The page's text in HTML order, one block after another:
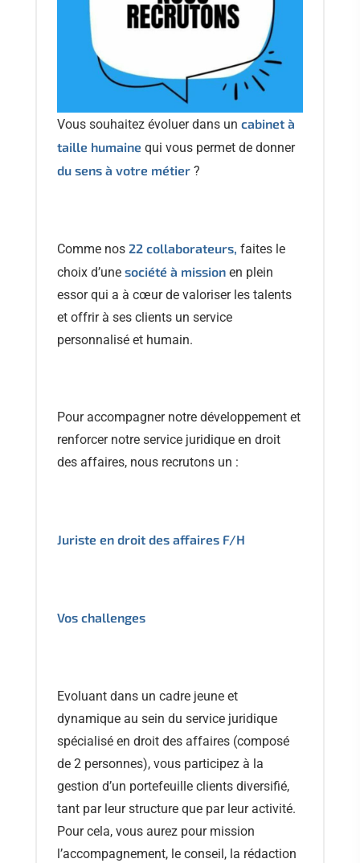
Vous souhaitez évoluer dans un cabinet à
taille humaine qui vous permet de donner
du sens à votre métier ?
Comme nos 22 collaborateurs, faites le
choix d’une société à mission en plein
essor qui a à cœur de valoriser les talents
et offrir à ses clients un service
personnalisé et humain.
Pour accompagner notre développement et
renforcer notre service juridique en droit
des affaires, nous recrutons un :
Juriste en droit des affaires F/H
Vos challenges
Evoluant dans un cadre jeune et
dynamique au sein du service juridique
spécialisé en droit des affaires (composé
de 2 personnes), vous participez à la
gestion d’un portefeuille clients diversifié,
tant par leur structure que par leur activité.
Pour cela, vous aurez pour mission
l’accompagnement, le conseil, la rédaction